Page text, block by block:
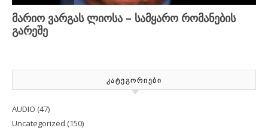
ᲙᲐᲢᲔᲒᲝᲠᲘᲔᲑᲘ
AUDIO (47)
Uncategorized (150)